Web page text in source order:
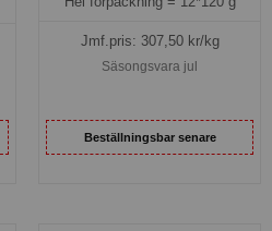
Jmf.pris: 307,50kr/kg
Säsongsvara jul
Beställningsbar senare